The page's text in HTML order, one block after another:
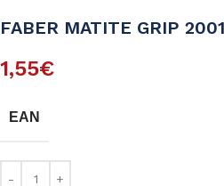
FABER MATITE GRIP
1,55€
EAN